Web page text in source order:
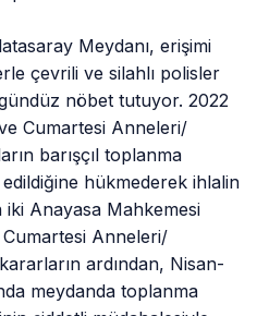
Meydanı, erişimi
çevrili ve silahlı polisler
nöbet tutuyor. 2022
Cumartesi Anneleri/
barışçıl toplanma
hükmederek ihlalin
iki Anayasa Mahkemesi
Cumartesi Anneleri/
ardından, Nisan-
meydanda toplanma